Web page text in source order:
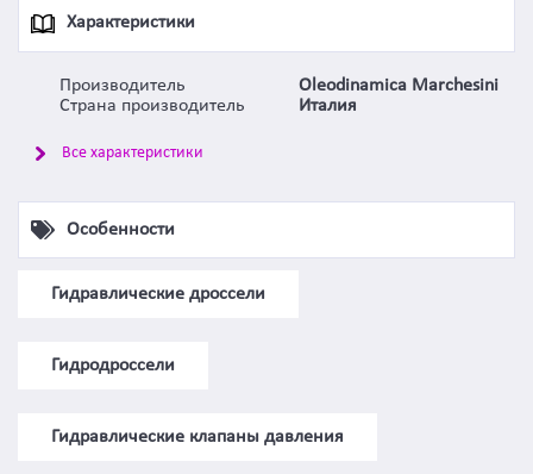
Характеристики
Производитель
Oleodinamica Marchesini
Страна производитель
Италия
Все характеристики
Особенности
Гидравлические дроссели
Гидродроссели
Гидравлические клапаны давления